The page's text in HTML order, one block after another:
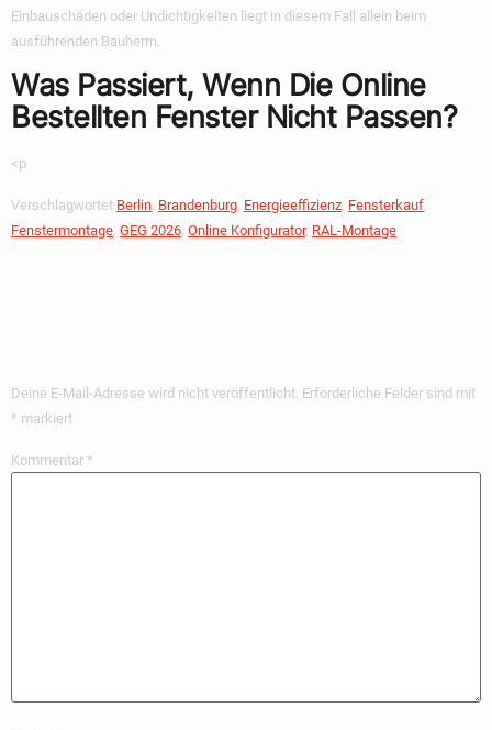
Einbauschäden oder Undichtigkeiten liegt in diesem Fall allein beim
ausführenden Bauherrn.
Was Passiert, Wenn Die Online
Bestellten Fenster Nicht Passen?
<p
Verschlagwortet Berlin Brandenburg Energieeffizienz Fensterkauf
Fenstermontage GEG 2026 Online Konfigurator, RAL-Montage
Deine E-Mail-Adresse wird nicht veröffentlicht. Erforderliche Felder sind mit
* markiert
Kommentar *